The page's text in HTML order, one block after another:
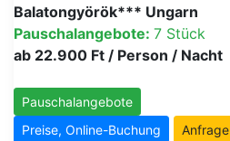
Balatongyörök*** Ungarn
Pauschalangebote: 7 Stück
ab 22.900 Ft / Person / Nacht
Pauschalangebote
Preise, Online-Buchung
Anfrage